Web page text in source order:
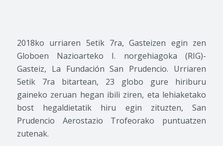
2018ko urriaren 5etik 7ra, Gasteizen egin zen
Globoen Nazioarteko I. norgehiagoka (RIG)-
Gasteiz, La Fundación San Prudencio. Urriaren
5etik 7ra bitartean, 23 globo gure hiriburu
gaineko zeruan hegan ibili ziren, eta lehiaketako
bost hegaldietatik hiru egin zituzten, San
Prudencio Aerostazio Trofeorako puntuatzen
zutenak.